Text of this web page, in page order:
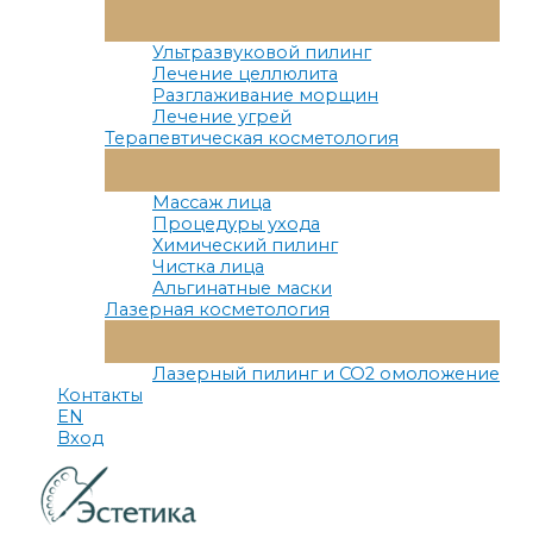
Меню
Ультразвуковой пилинг
Лечение целлюлита
Разглаживание морщин
Лечение угрей
Терапевтическая косметология
Меню
Массаж лица
Процедуры ухода
Химический пилинг
Чистка лица
Альгинатные маски
Лазерная косметология
Меню
Лазерный пилинг и СО2 омоложение
Контакты
EN
Вход